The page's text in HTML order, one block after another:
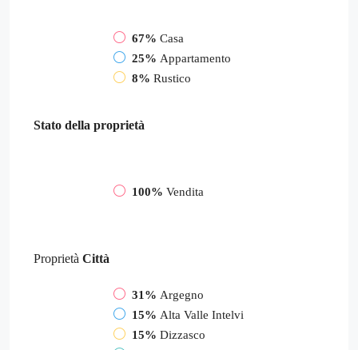
67% Casa
25% Appartamento
8% Rustico
Stato della proprietà
100% Vendita
Proprietà Città
31% Argegno
15% Alta Valle Intelvi
15% Dizzasco